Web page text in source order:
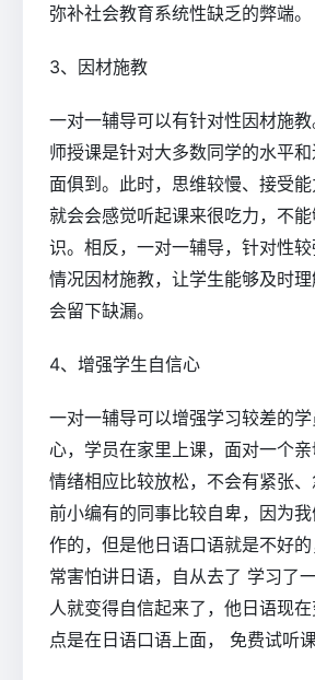
弥补社会教育系统性缺乏的弊端。
3、因材施教
一对一辅导可以有针对性因材施
师授课是针对大多数同学的水平
面俱到。此时，思维较慢、接受能
就会会感觉听起课来很吃力，不
识。相反，一对一辅导，针对性
情况因材施教，让学生能够及时
会留下缺漏。
4、增强学生自信心
一对一辅导可以增强学习较差的
心，学员在家里上课，面对一个亲
情绪相应比较放松，不会有紧张
前小编有的同事比较自卑，因为
作的，但是他日语口语就是不好
常害怕讲日语，自从去了 学习了
人就变得自信起来了，他日语现
点是在日语口语上面， 免费试听课